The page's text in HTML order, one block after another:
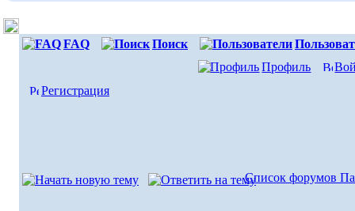
FAQ Поиск
Профиль
Регистрация
Список форумов